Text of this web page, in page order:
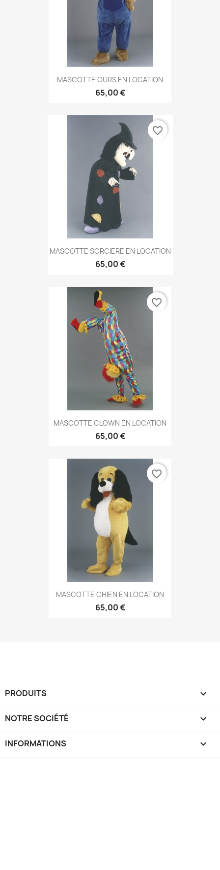
MASCOTTE OURS EN LOCATION
65,00 €
MASCOTTE SORCIERE EN LOCATION
65,00 €
favorite_border
MASCOTTE CLOWN EN LOCATION
65,00 €
favorite_border
MASCOTTE CHIEN EN LOCATION
65,00 €
favorite_border
PRODUITS 
NOTRE SOCIÉTÉ 
INFORMATIONS keyboard_arrow_down